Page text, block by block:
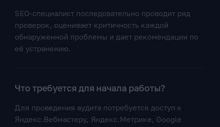
SEO-специалист последовательно проводит ряд
проверок, оценивает критичность каждой
обнаруженной проблемы и дает рекомендации по
её устранению.
Что требуется для начала работы?
Для проведения аудита потребуется доступ к
Яндекс.Вебмастеру, Яндекс.Метрике, Google